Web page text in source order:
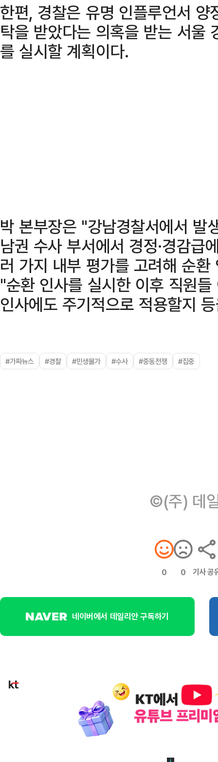
한편, 경찰은 유명 인플루언서
탁을 받았다는 의혹을 받는 서울
를 실시할 계획이다.
박 본부장은 "강남경찰서에서 발
남권 수사 부서에서 경정·경감급
러 가지 내부 평가를 고려해 순
"순환 인사를 실시한 이후 직원
인사에도 주기적으로 적용할지
#가짜뉴스 #경찰 #민생물가 #수사 #중동전쟁 #집중
©(주) 데
0 0 기사 공
네이버에서 데일리안 구독하기